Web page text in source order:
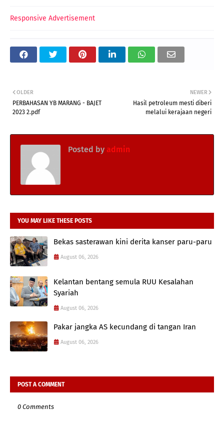
Responsive Advertisement
NEWER
Hasil petroleum mesti diberi
melalui kerajaan negeri
OLDER
PERBAHASAN YB MARANG - BAJET
2023 2.pdf
Posted by admin
YOU MAY LIKE THESE POSTS
Bekas sasterawan kini derita kanser paru-paru
August 06, 2026
Kelantan bentang semula RUU Kesalahan
Syariah
August 06, 2026
Pakar jangka AS kecundang di tangan Iran
August 06, 2026
POST A COMMENT
0 Comments